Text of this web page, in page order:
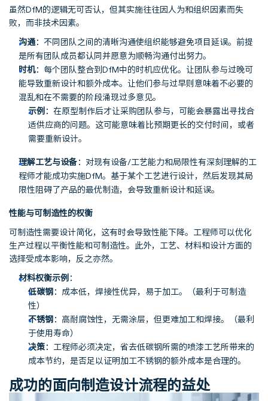
虽然DfM的逻辑无可否认，但其实施往往因人为和组织因素而失
败，而非技术因素。
沟通：不同团队之间的清晰沟通使组织能够避免项目延误。前提
是所有团队成员都认同并愿意为顺畅沟通付出努力。
时机：每个团队整合到DfM中的时机应优化。让团队参与过晚可
能导致重新设计和额外成本。让他们参与过早则意味着不必要的
混乱和在不需要的阶段涌现过多意见。
示例：在原型制作后才让采购团队参与，可能会暴露出寻找合
适供应商的问题。这可能意味着比预期更长的交付时间，或者
需要重新设计。
理解工艺与设备：对现有设备/工艺能力和局限性有深刻理解的工
程师才能成功实施DfM。基于某个工艺进行设计，然后发现其局
限性阻碍了产品的最优制造，会导致重新设计和延误。
性能与可制造性的权衡
可制造性需要设计简化，这有时会导致性能下降。工程师可以优化
生产过程以平衡性能和可制造性。此外，工艺、材料和设计方面的
选择受成本影响，反之亦然。
材料权衡示例：
低碳钢：成本低，焊接性优异，易于加工。（最利于可制造
性）
不锈钢：高耐腐蚀性，无需涂层，但更难加工和焊接。（最利
于使用寿命）
决策：工程师必须决定，省去低碳钢所需的喷漆工艺所带来的
成本节约，是否足以证明加工不锈钢的额外成本是合理的。
成功的面向制造设计流程的益处